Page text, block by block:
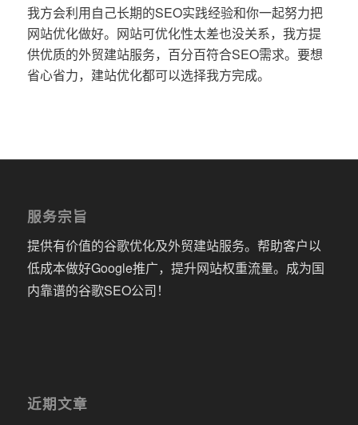
我方会利用自己长期的SEO实践经验和你一起努力把
网站优化做好。网站可优化性太差也没关系，我方提
供优质的外贸建站服务，百分百符合SEO需求。要想
省心省力，建站优化都可以选择我方完成。
服务宗旨
提供有价值的谷歌优化及外贸建站服务。帮助客户以
低成本做好Google推广，提升网站权重流量。成为国
内靠谱的谷歌SEO公司！
近期文章